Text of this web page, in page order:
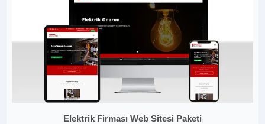
Elektrik Firması Web Sitesi Paketi